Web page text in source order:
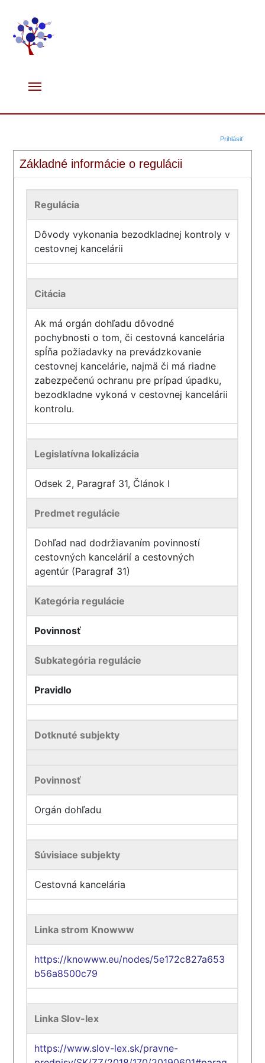
Prihlásiť
Základné informácie o regulácii
Regulácia
Dôvody vykonania bezodkladnej kontroly v
cestovnej kancelárii
Citácia
Ak má orgán dohľadu dôvodné
pochybnosti o tom, či cestovná kancelária
spĺňa požiadavky na prevádzkovanie
cestovnej kancelárie, najmä či má riadne
zabezpečenú ochranu pre prípad úpadku,
bezodkladne vykoná v cestovnej kancelárii
kontrolu.
Legislatívna lokalizácia
Odsek 2, Paragraf 31, Článok I
Predmet regulácie
Dohľad nad dodržiavaním povinností
cestovných kancelárií a cestovných
agentúr (Paragraf 31)
Kategória regulácie
Povinnosť
Subkategória regulácie
Pravidlo
Dotknuté subjekty
Povinnosť
Orgán dohľadu
Súvisiace subjekty
Cestovná kancelária
Linka strom Knowww
https://knowww.eu/nodes/5e172c827a653
b56a8500c79
Linka Slov-lex
https://www.slov-lex.sk/pravne-